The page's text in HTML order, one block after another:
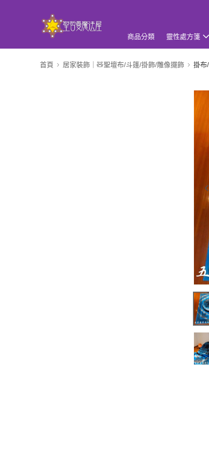
商品分類 靈性處方箋
首頁 居家裝飾｜🧸聖壇布/斗篷/掛飾/雕像擺飾 掛布